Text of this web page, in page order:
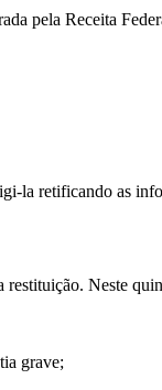
pela Receita
la retificando as
restituição. Neste
grave;